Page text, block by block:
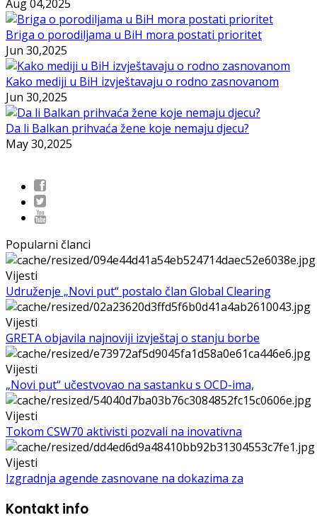
Aug 04,2025
Briga o porodiljama u BiH mora postati prioritet
Jun 30,2025
Kako mediji u BiH izvještavaju o rodno zasnovanom
Jun 30,2025
Da li Balkan prihvaća žene koje nemaju djecu?
May 30,2025
Popularni članci
Vijesti
Udruženje „Novi put“ postalo član Global Clearing
Vijesti
GRETA objavila najnoviji izvještaj o stanju borbe
Vijesti
„Novi put“ učestvovao na sastanku s OCD-ima,
Vijesti
Tokom CSW70 aktivisti pozvali na inovativna
Vijesti
Izgradnja agende zasnovane na dokazima za
Kontakt info